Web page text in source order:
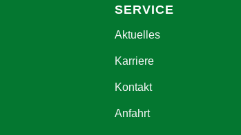
SERVICE
Aktuelles
Karriere
Kontakt
Anfahrt